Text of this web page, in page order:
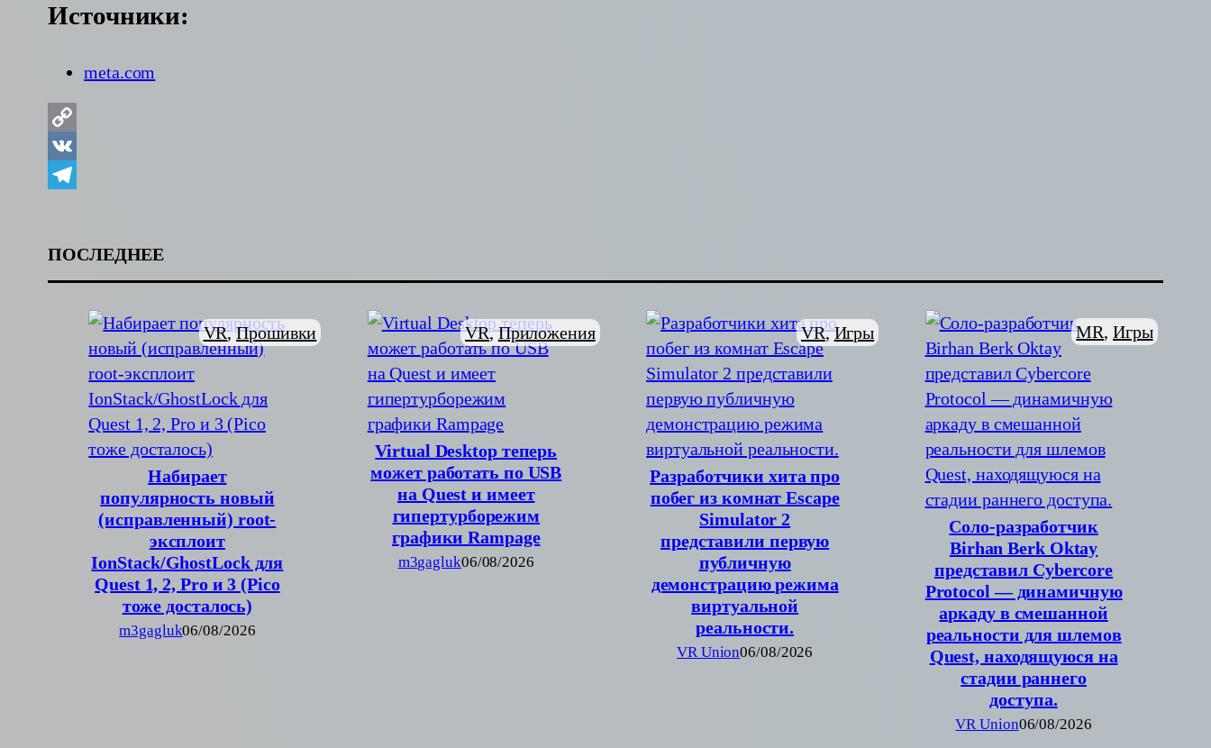
Источники:
meta.com
Copy
Link
VK
ПОСЛЕДНЕЕ
Набирает
популярность новый
(исправленный) root-
эксплоит
IonStack/GhostLock для
Quest 1, 2, Pro и 3 (Pico
тоже досталось)
VR, Прошивки
m3gagluk06/08/2026
Virtual Desktop теперь
может работать по USB
на Quest и имеет
гипертурборежим
графики Rampage
VR, Приложения
m3gagluk06/08/2026
Разработчики хита про
побег из комнат Escape
Simulator 2
представили первую
публичную
демонстрацию режима
виртуальной
реальности.
VR, Игры
VR Union06/08/2026
Соло-разработчик
Birhan Berk Oktay
представил Cybercore
Protocol — динамичную
аркаду в смешанной
реальности для шлемов
Quest, находящуюся на
стадии раннего
доступа.
MR, Игры
VR Union06/08/2026